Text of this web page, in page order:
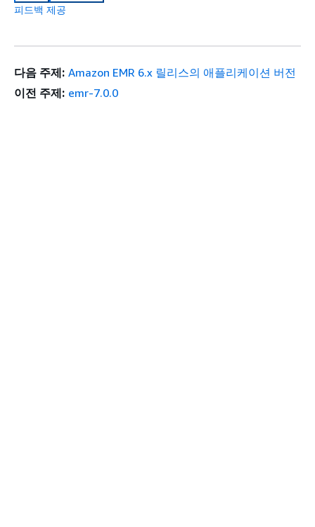
피드백 제공
다음 주제: Amazon EMR 6.x 릴리스의 애플리케이션 버전
이전 주제: emr-7.0.0